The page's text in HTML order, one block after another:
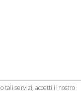
tali servizi, accetti il nostro